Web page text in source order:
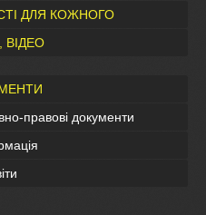
ДЛЯ КОЖНОГО
правові документи